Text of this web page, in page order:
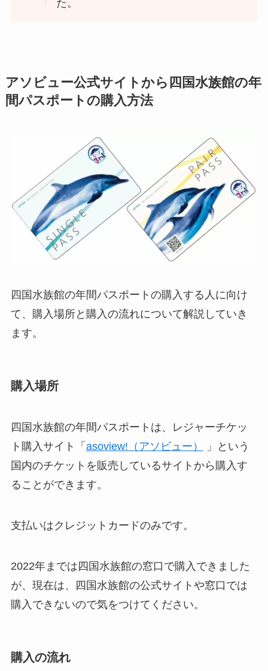
た。
アソビュー公式サイトから四国水族館の年
間パスポートの購入方法
四国水族館の年間パスポートの購入する人に向け
て、購入場所と購入の流れについて解説していき
ます。
購入場所
四国水族館の年間パスポートは、レジャーチケッ
ト購入サイト「 asoview!（アソビュー）
」という
国内のチケットを販売しているサイトから購入す
ることができます。
支払いはクレジットカードのみです。
2022年までは四国水族館の窓口で購入できました
が、現在は、四国水族館の公式サイトや窓口では
購入できないので気をつけてください。
購入の流れ